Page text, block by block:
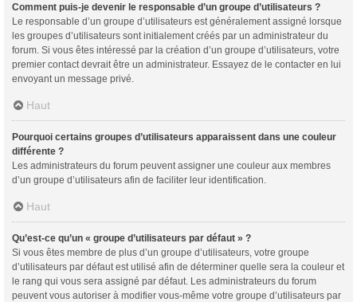
Comment puis-je devenir le responsable d’un groupe d’utilisateurs ?
Le responsable d’un groupe d’utilisateurs est généralement assigné lorsque
les groupes d’utilisateurs sont initialement créés par un administrateur du
forum. Si vous êtes intéressé par la création d’un groupe d’utilisateurs, votre
premier contact devrait être un administrateur. Essayez de le contacter en lui
envoyant un message privé.
Haut
Pourquoi certains groupes d’utilisateurs apparaissent dans une couleur
différente ?
Les administrateurs du forum peuvent assigner une couleur aux membres
d’un groupe d’utilisateurs afin de faciliter leur identification.
Haut
Qu’est-ce qu’un « groupe d’utilisateurs par défaut » ?
Si vous êtes membre de plus d’un groupe d’utilisateurs, votre groupe
d’utilisateurs par défaut est utilisé afin de déterminer quelle sera la couleur et
le rang qui vous sera assigné par défaut. Les administrateurs du forum
peuvent vous autoriser à modifier vous-même votre groupe d’utilisateurs par